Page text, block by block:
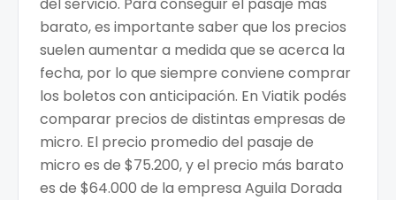
del servicio. Para conseguir el pasaje más
barato, es importante saber que los precios
suelen aumentar a medida que se acerca la
fecha, por lo que siempre conviene comprar
los boletos con anticipación. En Viatik podés
comparar precios de distintas empresas de
micro. El precio promedio del pasaje de
micro es de $75.200, y el precio más barato
es de $64.000 de la empresa Aguila Dorada